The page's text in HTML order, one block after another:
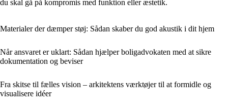
du skal gå på kompromis med funktion eller æstetik.
Materialer der dæmper støj: Sådan skaber du god akustik i dit hjem
Når ansvaret er uklart: Sådan hjælper boligadvokaten med at sikre
dokumentation og beviser
Fra skitse til fælles vision – arkitektens værktøjer til at formidle og
visualisere idéer